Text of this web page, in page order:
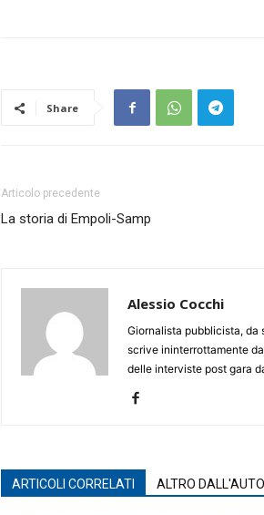
Share
Articolo precedente
La storia di Empoli-Samp
Alessio Cocchi
Giornalista pubblicista, da
scrive ininterrottamente
delle interviste post gara
ARTICOLI CORRELATI ALTRO